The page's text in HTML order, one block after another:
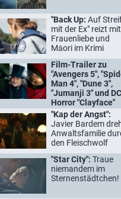
"Back Up: Auf
mit der Ex" reizt mit
Frauenliebe und
Māori im Krimi
Film-Trailer zu
"Avengers 5",
Man 4", "Dune 3",
"Jumanji 3" und
Horror "Clayface"
"Kap der Angst":
Javier Bardem
Anwaltsfamilie
den Fleischwolf
"Star City": Traue
niemandem im
Sternenstädtchen!